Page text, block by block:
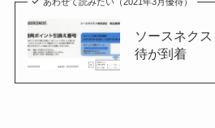
ソースネク
待が到着